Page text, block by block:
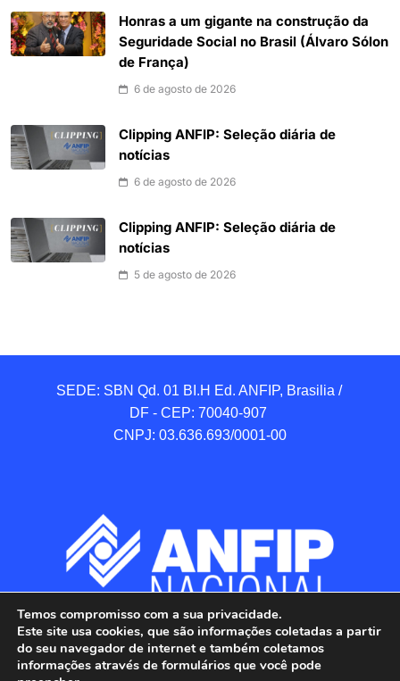
Honras a um gigante na construção da
Seguridade Social no Brasil (Álvaro Sólon
de França)
6 de agosto de 2026
Clipping ANFIP: Seleção diária de
notícias
6 de agosto de 2026
Clipping ANFIP: Seleção diária de
notícias
5 de agosto de 2026
SEDE: SBN Qd. 01 BI.H Ed. ANFIP, Brasilia /
DF - CEP: 70040-907
CNPJ: 03.636.693/0001-00
Temos compromisso com a sua privacidade.
Este site usa cookies, que são informações coletadas a partir
do seu navegador de internet e também coletamos
informações através de formulários que você pode